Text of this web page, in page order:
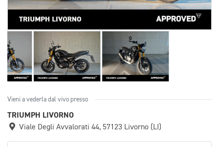
Vieni a vederla dal vivo presso
TRIUMPH LIVORNO
Viale Degli Avvalorati 44, 57123 Livorno (LI)